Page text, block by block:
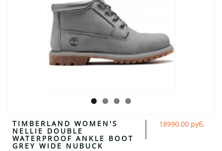
TIMBERLAND WOMEN'S
NELLIE DOUBLE
WATERPROOF ANKLE BOOT
GREY WIDE NUBUCK
18990.00 руб.